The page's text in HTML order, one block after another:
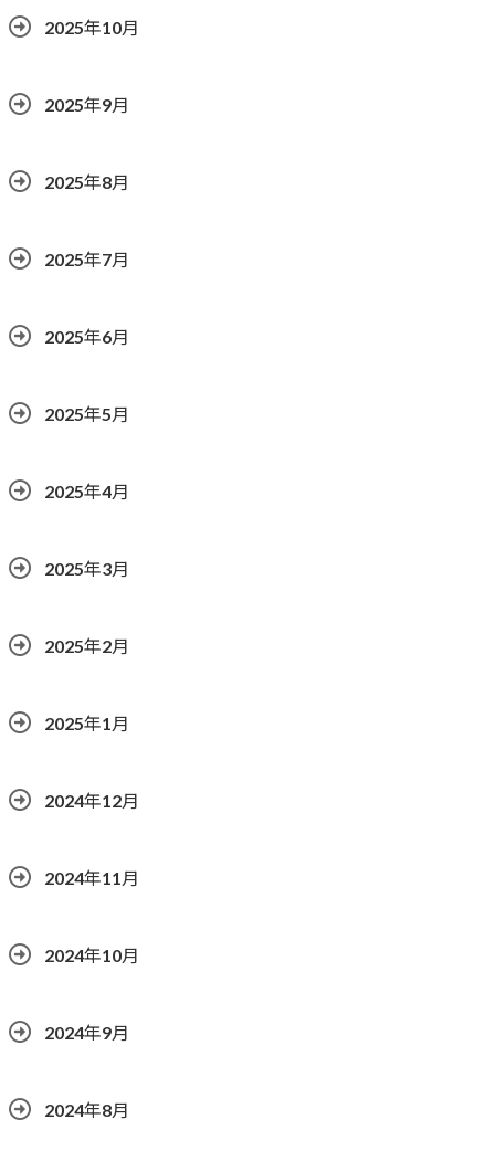
2025年10月
2025年9月
2025年8月
2025年7月
2025年6月
2025年5月
2025年4月
2025年3月
2025年2月
2025年1月
2024年12月
2024年11月
2024年10月
2024年9月
2024年8月